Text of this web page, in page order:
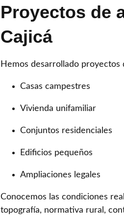
Proyectos de
Cajicá
Hemos desarrollado proyectos
Casas campestres
Vivienda unifamiliar
Conjuntos residenciales
Edificios pequeños
Ampliaciones legales
Conocemos las condiciones
topografía, normativa rural,